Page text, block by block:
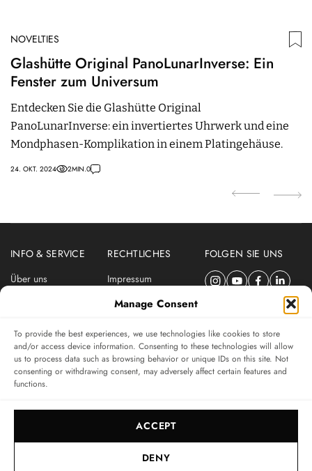
Manage Consent
To provide the best experiences, we use technologies like cookies to store
and/or access device information. Consenting to these technologies will allow
us to process data such as browsing behavior or unique IDs on this site. Not
consenting or withdrawing consent, may adversely affect certain features and
functions.
ACCEPT
DENY
NOVELTIES
Glashütte Original PanoLunarInverse: Ein
Fenster zum Universum
Entdecken Sie die Glashütte Original
PanoLunarInverse: ein invertiertes Uhrwerk und eine
Mondphasen-Komplikation in einem Platingehäuse.
24. OKT. 2024 2MIN.0
INFO & SERVICE
Über uns
RECHTLICHES
Impressum
Datenschutzerklärung
FOLGEN SIE UNS
ABONNIEREN SIE DEN SWISSWATCHES NEWSLETTER
Das unabhängige Magazin für Uhren-Connaisseurs
SUBSCRIBE